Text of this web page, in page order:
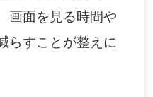
画面を見る時間や
らすことが整えに